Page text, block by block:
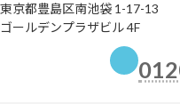
東京都豊島区南池袋 1-17-13
ゴールデンプラザビル 4F